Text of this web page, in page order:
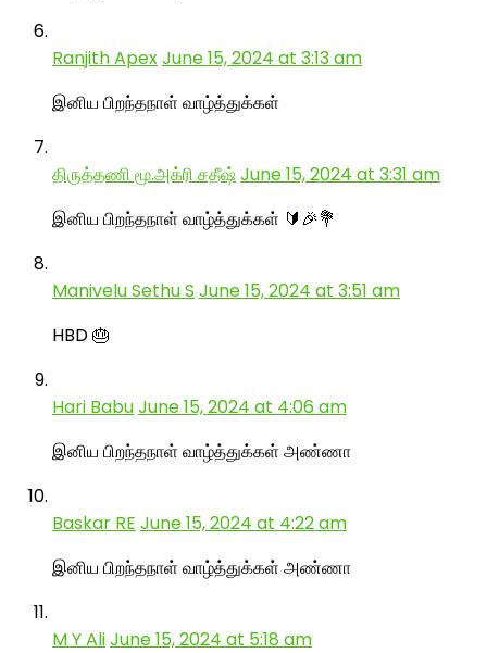
Ranjith ApexJune 15, 2024 at 3:13 am
இனிய பிறந்தநாள் வாழ்த்துக்கள்
திருத்தணி மூ.அக்ரி சதீஷ்June 15, 2024 at 3:31 am
இனிய பிறந்தநாள் வாழ்த்துக்கள் 🔰🎉💐
Manivelu Sethu S June 15, 2024 at 3:51 am
HBD 🎂
Hari BabuJune 15, 2024 at 4:06 am
இனிய பிறந்தநாள் வாழ்த்துக்கள் அண்ணா
Baskar RE June 15, 2024 at 4:22 am
இனிய பிறந்தநாள் வாழ்த்துக்கள் அண்ணா
M Y AliJune 15, 2024 at 5:18 am